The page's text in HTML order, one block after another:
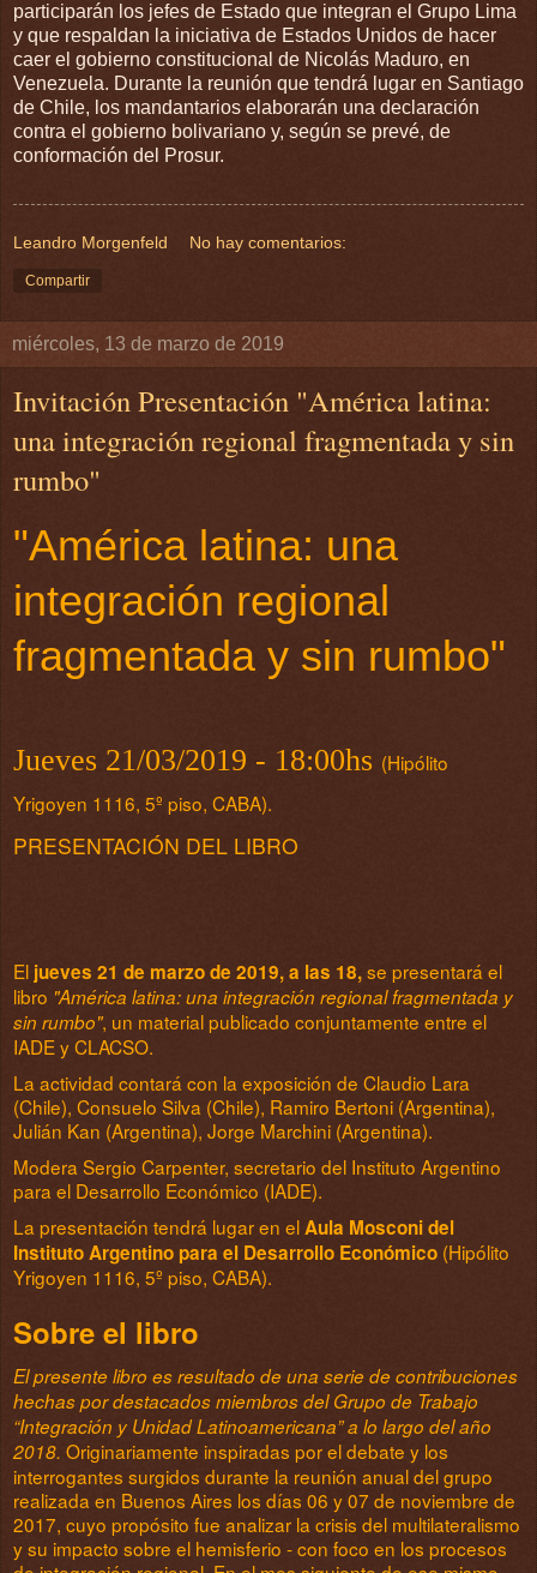
participarán los jefes de Estado que integran el Grupo Lima
y que respaldan la iniciativa de Estados Unidos de hacer
caer el gobierno constitucional de Nicolás Maduro, en
Venezuela. Durante la reunión que tendrá lugar en Santiago
de Chile, los mandantarios elaborarán una declaración
contra el gobierno bolivariano y, según se prevé, de
conformación del Prosur.
Leandro Morgenfeld No hay comentarios:
Compartir
miércoles, 13 de marzo de 2019
Invitación Presentación "América latina:
una integración regional fragmentada y sin
rumbo"
"América latina: una
integración regional
fragmentada y sin rumbo"
Jueves 21/03/2019 - 18:00hs (Hipólito
Yrigoyen 1116, 5º piso, CABA).
PRESENTACIÓN DEL LIBRO
El jueves 21 de marzo de 2019, a las 18,se presentará el
libro "América latina: una integración regional fragmentada y
sin rumbo", un material publicado conjuntamente entre el
IADE y CLACSO.
La actividad contará con la exposición de Claudio Lara
(Chile), Consuelo Silva (Chile), Ramiro Bertoni (Argentina),
Julián Kan (Argentina), Jorge Marchini (Argentina).
Modera Sergio Carpenter, secretario del Instituto Argentino
para el Desarrollo Económico (IADE).
La presentación tendrá lugar en elAula Mosconi del
Instituto Argentino para el Desarrollo Económico (Hipólito
Yrigoyen 1116, 5º piso, CABA).
Sobre el libro
El presente libro es resultado de una serie de contribuciones
hechas por destacados miembros del Grupo de Trabajo
“Integración y Unidad Latinoamericana” a lo largo del año
2018. Originariamente inspiradas por el debate y los
interrogantes surgidos durante la reunión anual del grupo
realizada en Buenos Aires los días 06 y 07 de noviembre de
2017, cuyo propósito fue analizar la crisis del multilateralismo
y su impacto sobre el hemisferio - con foco en los procesos